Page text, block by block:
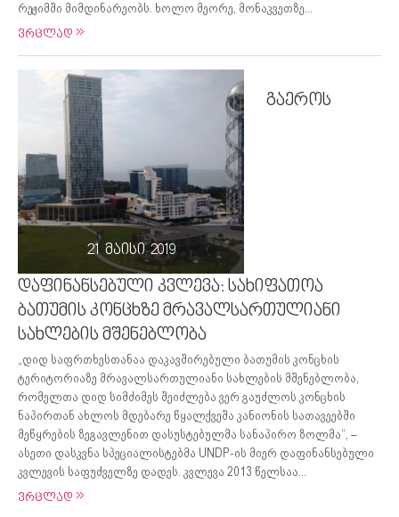
რეჟიმში მიმდინარეობს. ხოლო მეორე, მონაკვეთზე...
ვრცლად
21 მაისი 2019
გაეროს
დაფინანსებული კვლევა: სახიფათოა
ბათუმის კონცხზე მრავალსართულიანი
სახლების მშენებლობა
„დიდ საფრთხესთანაა დაკავშირებული ბათუმის კონცხის
ტერიტორიაზე მრავალსართულიანი სახლების მშენებლობა,
რომელთა დიდ სიმძიმეს შეიძლება ვერ გაუძლოს კონცხის
ნაპირთან ახლოს მდებარე წყალქვეშა კანიონის სათავეებში
მეწყრების ზეგავლენით დასუსტებულმა სანაპირო ზოლმა“, –
ასეთი დასკვნა სპეციალისტებმა UNDP-ის მიერ დაფინანსებული
კვლევის საფუძველზე დადეს. კვლევა 2013 წელსაა...
ვრცლად